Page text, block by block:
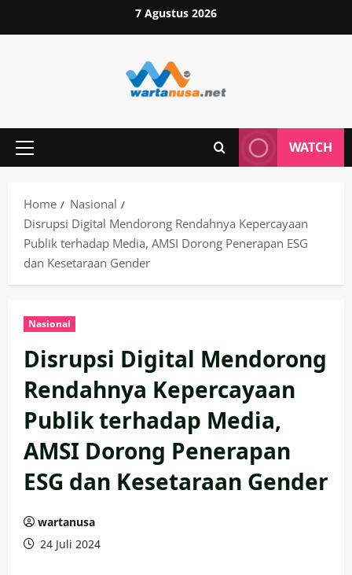
to
7 Agustus 2026
Primary
WATCH
Home
Nasional
Disrupsi Digital Mendorong Rendahnya Kepercayaan
Publik terhadap Media, AMSI Dorong Penerapan ESG
dan Kesetaraan Gender
Nasional
Disrupsi Digital Mendorong
Rendahnya Kepercayaan
Publik terhadap Media,
AMSI Dorong Penerapan
ESG dan Kesetaraan Gender
wartanusa
24 Juli 2024